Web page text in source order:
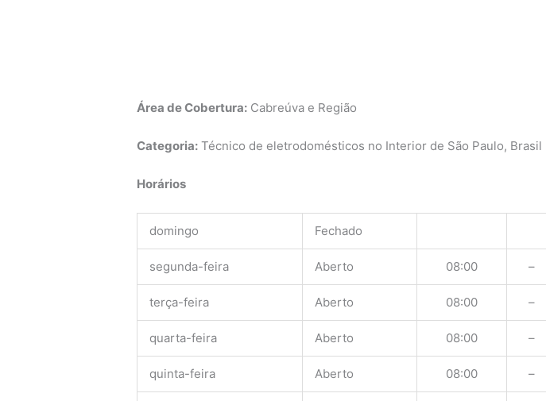
Área de Cobertura: Cabreúva e Região
Categoria: Técnico de eletrodomésticos no Interior de São Paulo, Brasil
Horários
domingo Fechado
segunda-feira Aberto 08:00 –
terça-feira Aberto 08:00 –
quarta-feira Aberto 08:00 –
quinta-feira Aberto 08:00 –